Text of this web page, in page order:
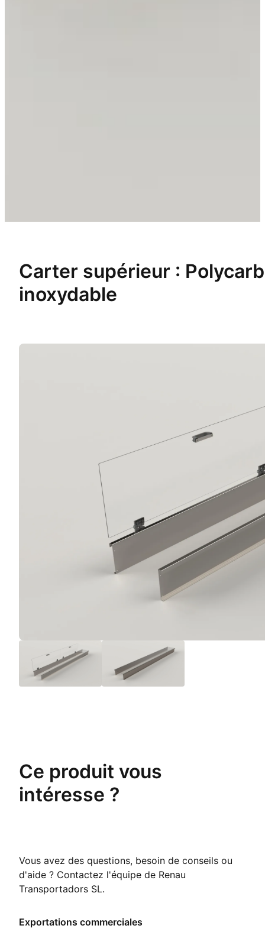
Carter supérieur :
inoxydable
Ce produit vous
intéresse ?
Vous avez des questions, besoin de conseils ou
d'aide ? Contactez l'équipe de Renau
Transportadors SL.
Exportations commerciales